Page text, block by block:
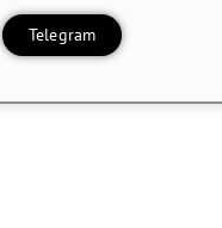
Telegram